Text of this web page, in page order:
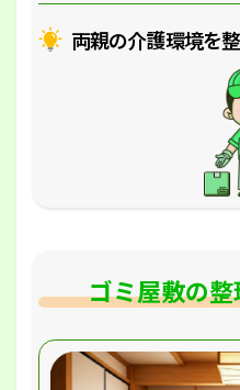
両親の介護環境を
ゴミ屋敷の